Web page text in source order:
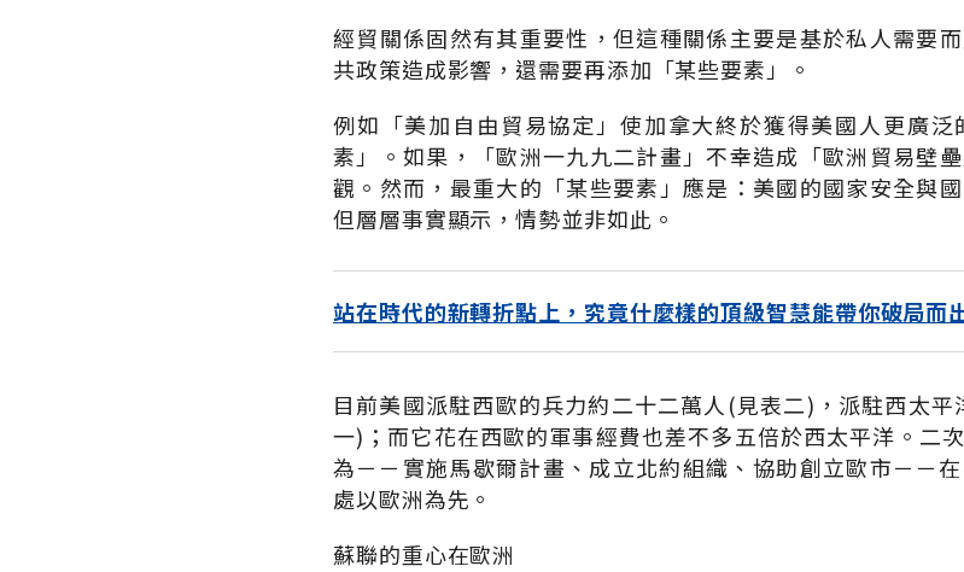
經貿關係固然有其重要性，但這種關係主要是基於私人需要
共政策造成影響，還需要再添加「某些要素」。
例如「美加自由貿易協定」使加拿大終於獲得美國人更廣
素」。如果，「歐洲一九九二計畫」不幸造成「歐洲貿易壁
觀。然而，最重大的「某些要素」應是：美國的國家安全與
但層層事實顯示，情勢並非如此。
站在時代的新轉折點上，究竟什麼樣的頂級智慧能帶你破局而
目前美國派駐西歐的兵力約二十二萬人(見表二)，派駐西太
一)；而它花在西歐的軍事經費也差不多五倍於西太平洋。二
為－－實施馬歇爾計畫、成立北約組織、協助創立歐市－－
處以歐洲為先。
蘇聯的重心在歐洲